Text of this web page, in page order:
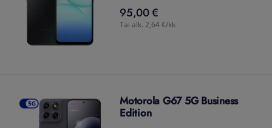
95,00 €
95,00€
Tai alk. 2,64 €/kk
Motorola G67 5G Business
Edition